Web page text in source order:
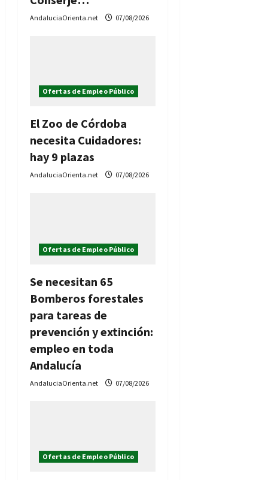
AndaluciaOrienta.net 07/08/2026
Ofertas de Empleo Público
El Zoo de Córdoba
necesita Cuidadores:
hay 9 plazas
AndaluciaOrienta.net 07/08/2026
Ofertas de Empleo Público
Se necesitan 65
Bomberos forestales
para tareas de
prevención y extinción:
empleo en toda
Andalucía
AndaluciaOrienta.net 07/08/2026
Ofertas de Empleo Público